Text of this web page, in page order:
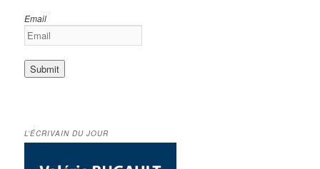
Email
L’ÉCRIVAIN DU JOUR